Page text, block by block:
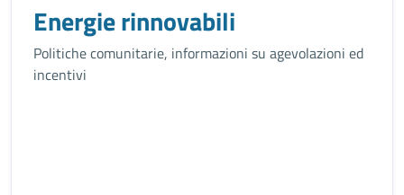
Energie rinnovabili
Politiche comunitarie, informazioni su agevolazioni ed
incentivi